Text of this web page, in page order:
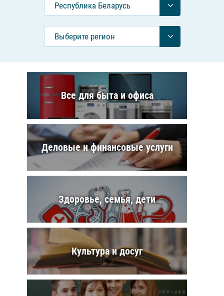
Республика Беларусь
Выберите регион
Все для быта и офиса
Деловые и финансовые услуги
Здоровье, семья, дети
Культура и досуг